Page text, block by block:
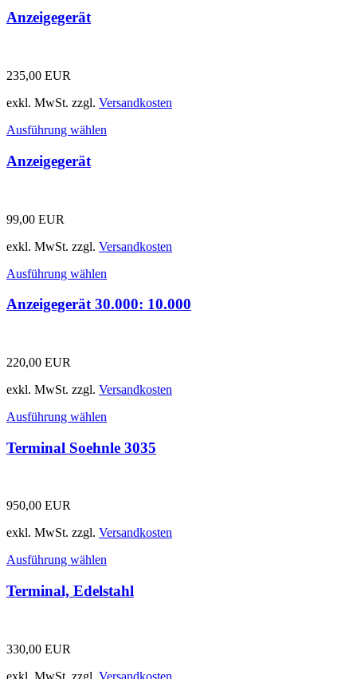
Anzeigegerät
235,00 EUR
exkl. MwSt. zzgl. Versandkosten
Ausführung wählen
Anzeigegerät
99,00 EUR
exkl. MwSt. zzgl. Versandkosten
Ausführung wählen
Anzeigegerät 30.000: 10.000
220,00 EUR
exkl. MwSt. zzgl. Versandkosten
Ausführung wählen
Terminal Soehnle 3035
950,00 EUR
exkl. MwSt. zzgl. Versandkosten
Ausführung wählen
Terminal, Edelstahl
330,00 EUR
exkl. MwSt. zzgl. Versandkosten